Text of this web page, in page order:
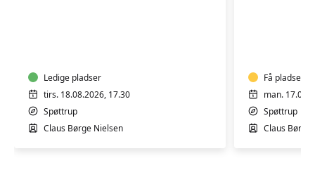
Ledige pladser
tirs. 18.08.2026, 17.30
Spøttrup
Claus Børge Nielsen
Få pladser
man.
Spøttrup
Claus Børge